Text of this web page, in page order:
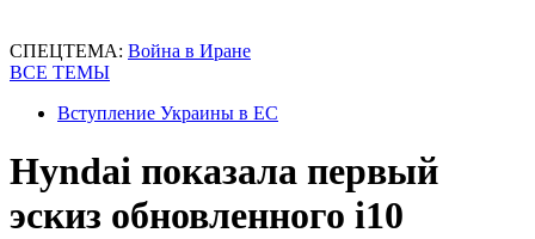
СПЕЦТЕМА: Война в Иране
ВСЕ ТЕМЫ
Вступление Украины в ЕС
Hyndai показала первый
эскиз обновленного i10